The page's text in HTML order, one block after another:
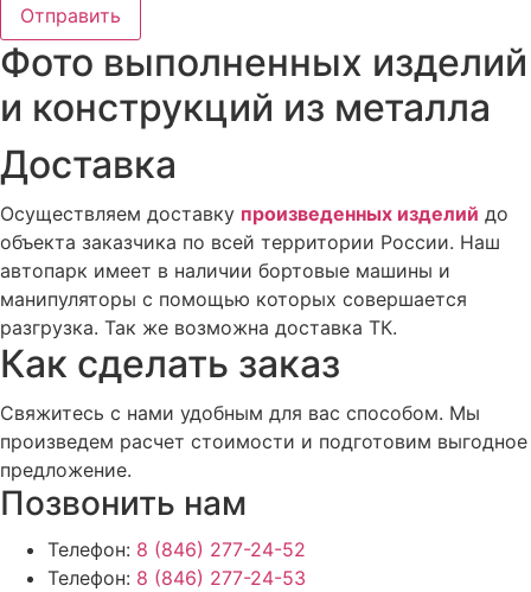
Отправить
Фото выполненных изделий
и конструкций из металла
Доставка
Осуществляем доставку произведенных изделий до
объекта заказчика по всей территории России. Наш
автопарк имеет в наличии бортовые машины и
манипуляторы с помощью которых совершается
разгрузка. Так же возможна доставка ТК.
Как сделать заказ
Свяжитесь с нами удобным для вас способом. Мы
произведем расчет стоимости и подготовим выгодное
предложение.
Позвонить нам
Телефон: 8 (846) 277-24-52
Телефон: 8 (846) 277-24-53